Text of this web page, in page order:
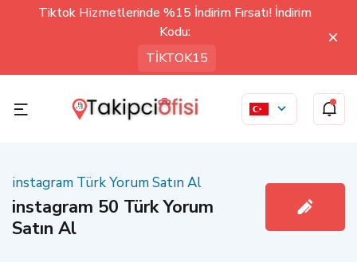
Tiktok Hizmetlerinde %15 İndirim Fırsatı! İndirim
Kodu:
TİKTOK15
instagram Türk Yorum Satın Al
instagram 50 Türk Yorum
Satın Al